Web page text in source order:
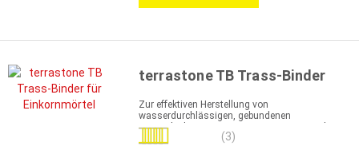
terrastone TB Trass-Binder
Zur effektiven Herstellung von
wasserdurchlässigen, gebundenen
Tragschichten, z. B. Trass-Drainagemörtel
Bewertung: (3)